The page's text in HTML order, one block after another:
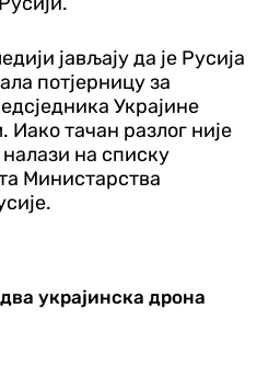
јављају да је Русија
потјерницу за
Украјине
тачан разлог није
на списку
Министарства
украјинска дрона